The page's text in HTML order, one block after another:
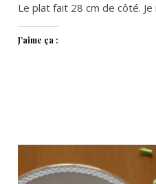
Le plat fait 28 cm de côté.
J’aime ça :